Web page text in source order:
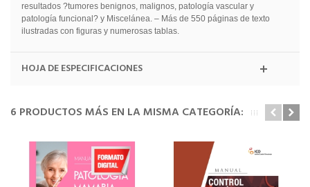
resultados ?tumores benignos, malignos, patología vascular y
patología funcional? y Miscelánea. – Más de 550 páginas de texto
ilustradas con figuras y numerosas tablas.
HOJA DE ESPECIFICACIONES
6 PRODUCTOS MÁS EN LA MISMA CATEGORÍA: